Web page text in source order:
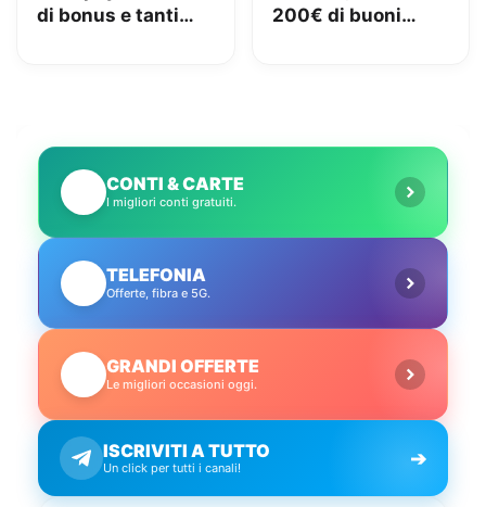
di bonus e tanti
200€ di buoni
CONTI & CARTE
I migliori conti gratuiti.
TELEFONIA
Offerte, fibra e 5G.
GRANDI OFFERTE
Le migliori occasioni oggi.
ISCRIVITI A TUTTO
Un click per tutti i canali! ➔